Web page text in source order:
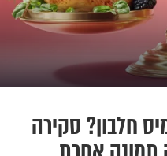
חלבון? סקירה